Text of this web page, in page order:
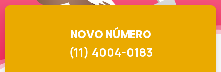
NOVO NÚMERO
(11) 4004-0183